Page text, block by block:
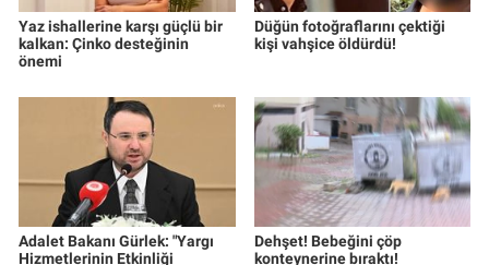
Yaz ishallerine karşı güçlü bir
kalkan: Çinko desteğinin
önemi
Düğün fotoğraflarını çektiği
kişi vahşice öldürdü!
Adalet Bakanı Gürlek: "Yargı
Hizmetlerinin Etkinliği
Dehşet! Bebeğini çöp
konteynerine bıraktı!